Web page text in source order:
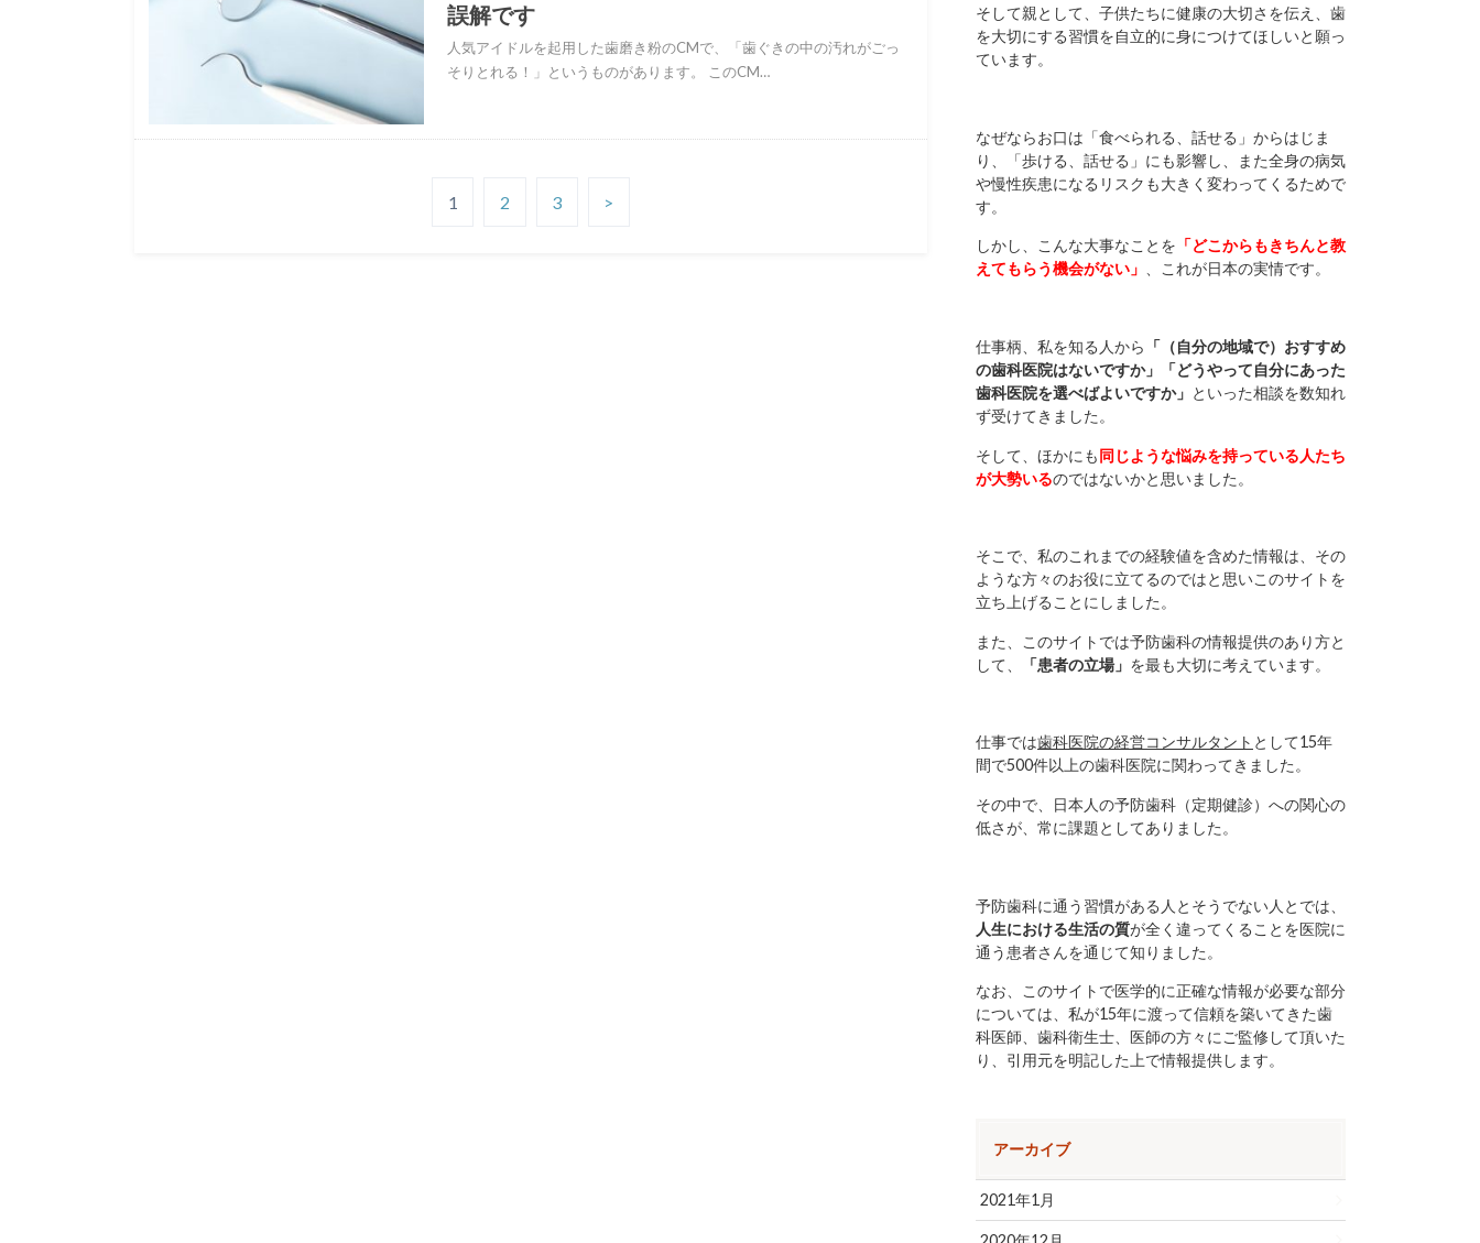
誤解です
人気アイドルを起用した歯磨き粉のCMで、「歯ぐきの中の汚れがごっ
そりとれる！」というものがあります。 このCM…
1 2 3 >
そして親として、子供たちに健康の大切さを伝え、歯
を大切にする習慣を自立的に身につけてほしいと願っ
ています。
なぜならお口は「食べられる、話せる」からはじま
り、「歩ける、話せる」にも影響し、また全身の病気
や慢性疾患になるリスクも大きく変わってくるためで
す。
しかし、こんな大事なことを 「どこからもきちんと教
えてもらう機会がない」
、これが日本の実情です。
仕事柄、私を知る人から 「（自分の地域で）おすすめ
の歯科医院はないですか」「どうやって自分にあった
歯科医院を選べばよいですか」 といった相談を数知れ
ず受けてきました。
そして、ほかにも同じような悩みを持っている人たち
が大勢いるのではないかと思いました。
そこで、私のこれまでの経験値を含めた情報は、その
ような方々のお役に立てるのではと思いこのサイトを
立ち上げることにしました。
また、このサイトでは予防歯科の情報提供のあり方と
して、
「患者の立場」 を最も大切に考えています。
仕事では歯科医院の経営コンサルタント として15年
間で500件以上の歯科医院に関わってきました。
その中で、日本人の予防歯科（定期健診）への関心の
低さが、常に課題としてありました。
予防歯科に通う習慣がある人とそうでない人とでは、
人生における生活の質が全く違ってくることを医院に
通う患者さんを通じて知りました。
なお、このサイトで医学的に正確な情報が必要な部分
については、私が15年に渡って信頼を築いてきた歯
科医師、歯科衛生士、医師の方々にご監修して頂いた
り、引用元を明記した上で情報提供します。
アーカイブ
2021年1月